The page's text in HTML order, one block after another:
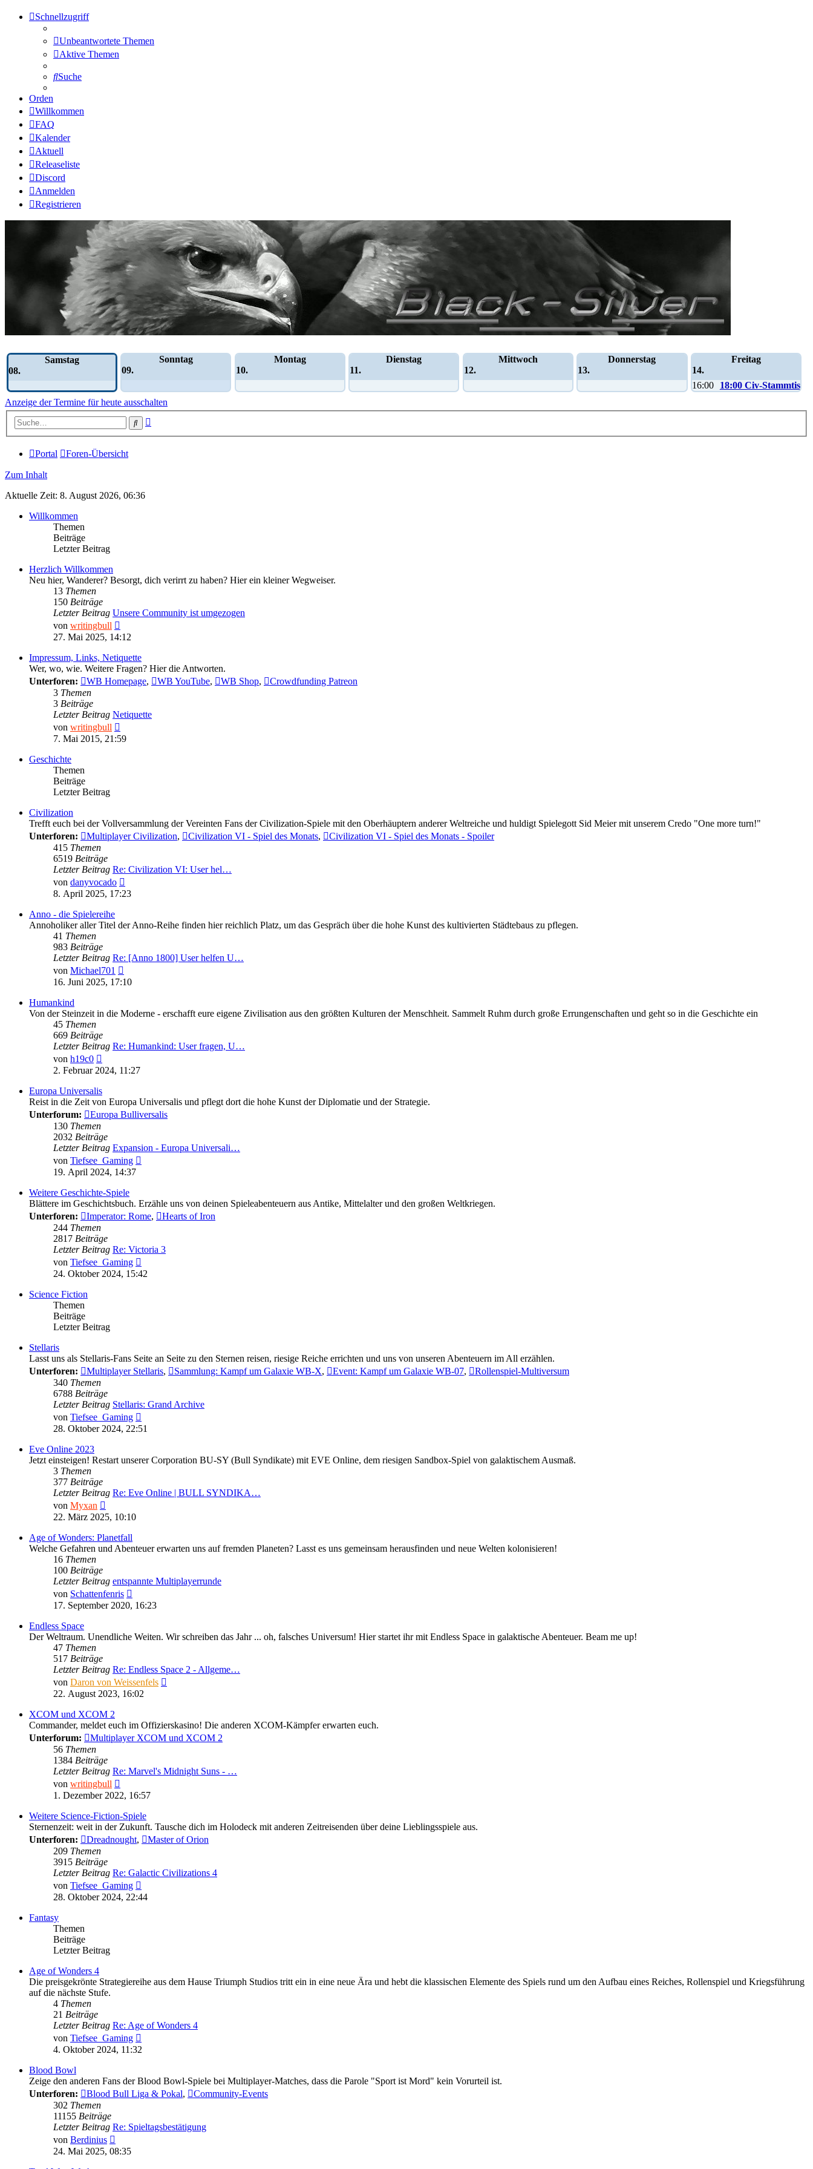
Schnellzugriff
Unbeantwortete Themen
Aktive Themen
Suche
Orden
Willkommen
FAQ
Kalender
Aktuell
Releaseliste
Discord
Anmelden
Registrieren
Samstag
08.
Sonntag
09.
Montag
10.
Dienstag
11.
Mittwoch
12.
Donnerstag
13.
Freitag
14.
16:00
18:00 Civ-Stammtisch
Anzeige der Termine für heute ausschalten
Suche
Portal Foren-Übersicht
Zum Inhalt
Aktuelle Zeit: 8. August 2026, 06:36
Willkommen
Themen
Beiträge
Letzter Beitrag
Herzlich Willkommen
Neu hier, Wanderer? Besorgt, dich verirrt zu haben? Hier ein kleiner Wegweiser.
13 Themen
150 Beiträge
Letzter Beitrag Unsere Community ist umgezogen
von writingbull
Beitrag
27. Mai 2025, 14:12
Impressum, Links, Netiquette
Wer, wo, wie. Weitere Fragen? Hier die Antworten.
Unterforen:
WB Homepage, WB YouTube, WB Shop,
Crowdfunding Patreon
3 Themen
3 Beiträge
Letzter Beitrag Netiquette
von writingbull
Beitrag
7. Mai 2015, 21:59
Geschichte
Themen
Beiträge
Letzter Beitrag
Civilization
Trefft euch bei der Vollversammlung der Vereinten Fans der Civilization-Spiele mit den Oberhäuptern anderer Weltreiche und huldigt Spielegott Sid Meier mit unserem Credo "One more turn!"
Unterforen:
Multiplayer Civilization, Civilization VI - Spiel des Monats,
Civilization VI - Spiel des Monats - Spoiler
415 Themen
6519 Beiträge
Letzter Beitrag Re: Civilization VI: User hel…
von danyvocado
Beitrag
8. April 2025, 17:23
Anno - die Spielereihe
Annoholiker aller Titel der Anno-Reihe finden hier reichlich Platz, um das Gespräch über die hohe Kunst des kultivierten Städtebaus zu pflegen.
41 Themen
983 Beiträge
Letzter Beitrag Re: [Anno 1800] User helfen U…
von Michael701
Beitrag
16. Juni 2025, 17:10
Humankind
Von der Steinzeit in die Moderne - erschafft eure eigene Zivilisation aus den größten Kulturen der Menschheit. Sammelt Ruhm durch große Errungenschaften und geht so in die Geschichte ein
45 Themen
669 Beiträge
Letzter Beitrag Re: Humankind: User fragen, U…
von h19c0
Beitrag
2. Februar 2024, 11:27
Europa Universalis
Reist in die Zeit von Europa Universalis und pflegt dort die hohe Kunst der Diplomatie und der Strategie.
Unterforum:
Europa Bulliversalis
130 Themen
2032 Beiträge
Letzter Beitrag Expansion - Europa Universali…
von Tiefsee_Gaming
19. April 2024, 14:37
Weitere Geschichte-Spiele
Blättere im Geschichtsbuch. Erzähle uns von deinen Spieleabenteuern aus Antike, Mittelalter und den großen Weltkriegen.
Unterforen:
Imperator: Rome,
Hearts of Iron
244 Themen
2817 Beiträge
Letzter Beitrag Re: Victoria 3
von Tiefsee_Gaming
Beitrag
24. Oktober 2024, 15:42
Science Fiction
Themen
Beiträge
Letzter Beitrag
Stellaris
Lasst uns als Stellaris-Fans Seite an Seite zu den Sternen reisen, riesige Reiche errichten und uns von unseren Abenteuern im All erzählen.
Unterforen:
Multiplayer Stellaris, Sammlung: Kampf um Galaxie WB-X, Event: Kampf um Galaxie WB-07,
Rollenspiel-Multiversum
340 Themen
6788 Beiträge
Letzter Beitrag Stellaris: Grand Archive
von Tiefsee_Gaming
Beitrag
28. Oktober 2024, 22:51
Eve Online 2023
Jetzt einsteigen! Restart unserer Corporation BU-SY (Bull Syndikate) mit EVE Online, dem riesigen Sandbox-Spiel von galaktischem Ausmaß.
3 Themen
377 Beiträge
Letzter Beitrag Re: Eve Online | BULL SYNDIKA…
von Myxan
Beitrag
22. März 2025, 10:10
Age of Wonders: Planetfall
Welche Gefahren und Abenteuer erwarten uns auf fremden Planeten? Lasst es uns gemeinsam herausfinden und neue Welten kolonisieren!
16 Themen
100 Beiträge
Letzter Beitrag entspannte Multiplayerrunde
von Schattenfenris
Beitrag
17. September 2020, 16:23
Endless Space
Der Weltraum. Unendliche Weiten. Wir schreiben das Jahr ... oh, falsches Universum! Hier startet ihr mit Endless Space in galaktische Abenteuer. Beam me up!
47 Themen
517 Beiträge
Letzter Beitrag Re: Endless Space 2 - Allgeme…
von Daron von Weissenfels
22. August 2023, 16:02
XCOM und XCOM 2
Commander, meldet euch im Offizierskasino! Die anderen XCOM-Kämpfer erwarten euch.
Unterforum:
Multiplayer XCOM und XCOM 2
56 Themen
1384 Beiträge
Letzter Beitrag Re: Marvel's Midnight Suns - …
von writingbull
Beitrag
1. Dezember 2022, 16:57
Weitere Science-Fiction-Spiele
Sternenzeit: weit in der Zukunft. Tausche dich im Holodeck mit anderen Zeitreisenden über deine Lieblingsspiele aus.
Unterforen:
Dreadnought,
Master of Orion
209 Themen
3915 Beiträge
Letzter Beitrag Re: Galactic Civilizations 4
von Tiefsee_Gaming
Beitrag
28. Oktober 2024, 22:44
Fantasy
Themen
Beiträge
Letzter Beitrag
Age of Wonders 4
Die preisgekrönte Strategiereihe aus dem Hause Triumph Studios tritt ein in eine neue Ära und hebt die klassischen Elemente des Spiels rund um den Aufbau eines Reiches, Rollenspiel und Kriegsführung
auf die nächste Stufe.
4 Themen
21 Beiträge
Letzter Beitrag Re: Age of Wonders 4
von Tiefsee_Gaming
Beitrag
4. Oktober 2024, 11:32
Blood Bowl
Zeige den anderen Fans der Blood Bowl-Spiele bei Multiplayer-Matches, dass die Parole "Sport ist Mord" kein Vorurteil ist.
Unterforen:
Blood Bull Liga & Pokal,
Community-Events
302 Themen
11155 Beiträge
Letzter Beitrag Re: Spieltagsbestätigung
von Berdinius
Beitrag
24. Mai 2025, 08:35